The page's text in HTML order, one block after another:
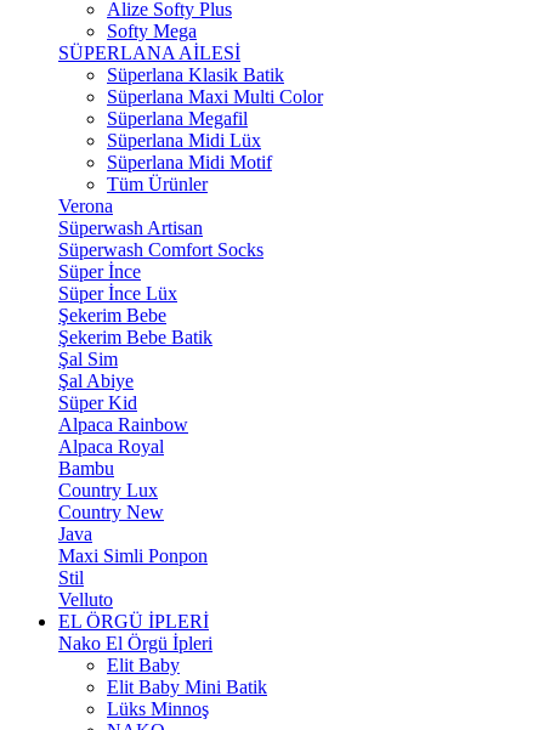
Alize Softy Plus
Softy Mega
SÜPERLANA AİLESİ
Süperlana Klasik Batik
Süperlana Maxi Multi Color
Süperlana Megafil
Süperlana Midi Lüx
Süperlana Midi Motif
Tüm Ürünler
Verona
Süperwash Artisan
Süperwash Comfort Socks
Süper İnce
Süper İnce Lüx
Şekerim Bebe
Şekerim Bebe Batik
Şal Sim
Şal Abiye
Süper Kid
Alpaca Rainbow
Alpaca Royal
Bambu
Country Lux
Country New
Java
Maxi Simli Ponpon
Stil
Velluto
EL ÖRGÜ İPLERİ
Nako El Örgü İpleri
Elit Baby
Elit Baby Mini Batik
Lüks Minnoş